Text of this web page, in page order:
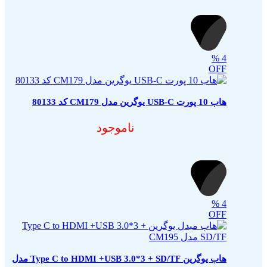
4
%
OFF
هاب 10 پورت USB-C یوگرین مدل CM179 کد 80133
ناموجود
4
%
OFF
هاب یوگرین Type C to HDMI +USB 3.0*3 + SD/TF مدل